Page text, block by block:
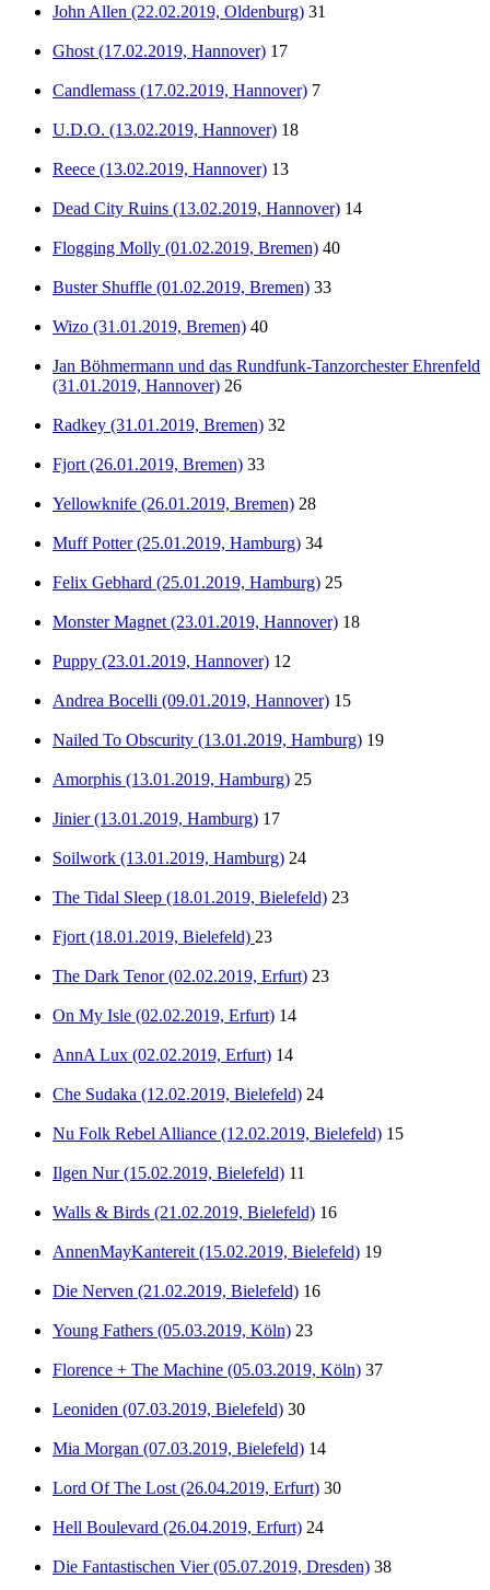
John Allen (22.02.2019, Oldenburg) 31
Ghost (17.02.2019, Hannover) 17
Candlemass (17.02.2019, Hannover) 7
U.D.O. (13.02.2019, Hannover) 18
Reece (13.02.2019, Hannover) 13
Dead City Ruins (13.02.2019, Hannover) 14
Flogging Molly (01.02.2019, Bremen) 40
Buster Shuffle (01.02.2019, Bremen) 33
Wizo (31.01.2019, Bremen) 40
Jan Böhmermann und das Rundfunk-Tanzorchester Ehrenfeld
(31.01.2019, Hannover) 26
Radkey (31.01.2019, Bremen) 32
Fjort (26.01.2019, Bremen) 33
Yellowknife (26.01.2019, Bremen) 28
Muff Potter (25.01.2019, Hamburg) 34
Felix Gebhard (25.01.2019, Hamburg) 25
Monster Magnet (23.01.2019, Hannover) 18
Puppy (23.01.2019, Hannover) 12
Andrea Bocelli (09.01.2019, Hannover) 15
Nailed To Obscurity (13.01.2019, Hamburg) 19
Amorphis (13.01.2019, Hamburg) 25
Jinier (13.01.2019, Hamburg) 17
Soilwork (13.01.2019, Hamburg) 24
The Tidal Sleep (18.01.2019, Bielefeld) 23
Fjort (18.01.2019, Bielefeld) 23
The Dark Tenor (02.02.2019, Erfurt) 23
On My Isle (02.02.2019, Erfurt) 14
AnnA Lux (02.02.2019, Erfurt) 14
Che Sudaka (12.02.2019, Bielefeld) 24
Nu Folk Rebel Alliance (12.02.2019, Bielefeld) 15
Ilgen Nur (15.02.2019, Bielefeld) 11
Walls & Birds (21.02.2019, Bielefeld) 16
AnnenMayKantereit (15.02.2019, Bielefeld) 19
Die Nerven (21.02.2019, Bielefeld) 16
Young Fathers (05.03.2019, Köln) 23
Florence + The Machine (05.03.2019, Köln) 37
Leoniden (07.03.2019, Bielefeld) 30
Mia Morgan (07.03.2019, Bielefeld) 14
Lord Of The Lost (26.04.2019, Erfurt) 30
Hell Boulevard (26.04.2019, Erfurt) 24
Die Fantastischen Vier (05.07.2019, Dresden) 38